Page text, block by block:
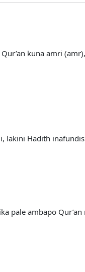
kuna amri
lakini Hadith
pale ambapo